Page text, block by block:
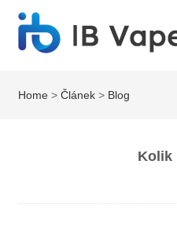
Home >Článek > Blog
Kolik